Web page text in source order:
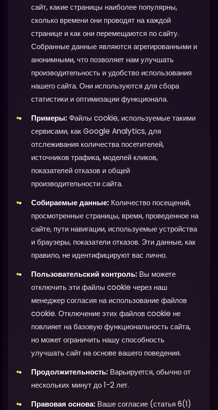
сайт, какие страницы наиболее популярны,
сколько времени они проводят на каждой
странице и как они перемещаются по сайту.
Собранные данные являются агрегированными и
анонимными, что позволяет нам улучшать
производительность и удобство использования
нашего сайта. Они используются для сбора
статистики и оптимизации функционала.
Примеры:Файлы cookie, используемые такими
сервисами, как Google Analytics, для
отслеживания количества посетителей,
источников трафика, моделей кликов,
показателей отказов и общей
производительности сайта.
Собираемые данные: Количество посещений,
просмотренные страницы, время, проведенное на
сайте, пути навигации, используемые устройства
и браузеры, показатели отказов. Эти данные, как
правило, не идентифицируют вас лично.
Пользовательский контроль: Вы можете
отключить эти файлы cookie через наш
менеджер согласия на использование файлов
cookie. Отключение этих файлов cookie не
повлияет на базовую функциональность сайта,
но может ограничить нашу способность
улучшать сайт на основе вашего поведения.
Продолжительность: Варьируется, обычно от
нескольких минут до 1-2 лет.
Правовая основа: Ваше согласие (статья 6(1)